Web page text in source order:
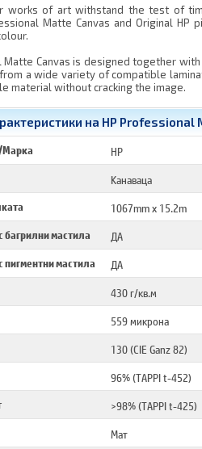
works of art withstand the test of
Matte Canvas and Original
Matte Canvas is designed together
a wide variety of compatible
material without cracking the image.
на HP Professional
Марка
HP
Канаваца
1067mm x 15.2m
багрилни мастила
ДА
пигментни мастила
ДА
430 г/кв.м
559 микрона
130 (CIE Ganz 82)
96% (TAPPI t-452)
>98% (TAPPI t-425)
Мат